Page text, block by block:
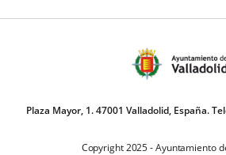
Plaza Mayor, 1. 47001 Valladolid, España.
Copyright 2025 - Ayuntamiento